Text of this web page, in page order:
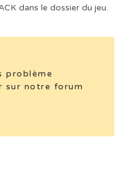
dans le dossier du jeu.
problème
sur notre forum